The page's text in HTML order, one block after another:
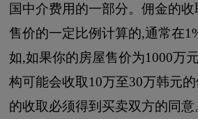
国中介费用的一部分。佣金的
售价的一定比例计算的,通常在
如,如果你的房屋售价为1000万
构可能会收取10万至30万韩元
的收取必须得到买卖双方的同意